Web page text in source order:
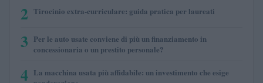
2 Tirocinio extra-curriculare: guida pratica per laureati
3 Per le auto usate conviene di più un finanziamento in
concessionaria o un prestito personale?
4 La macchina usata più affidabile: un investimento che esige